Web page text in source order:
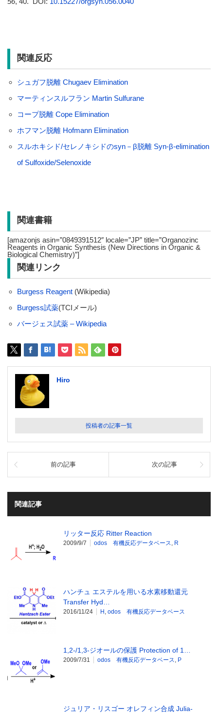
関連反応
シュガフ脱離 Chugaev Elimination
マーティンスルフラン Martin Sulfurane
コープ脱離 Cope Elimination
ホフマン脱離 Hofmann Elimination
スルホキシド/セレノキシドのsyn－β脱離 Syn-β-elimination
of Sulfoxide/Selenoxide
関連書籍
[amazonjs asin=”0849391512″ locale=”JP” title=”Organozinc
Reagents in Organic Synthesis (New Directions in Organic &
Biological Chemistry)”]
関連リンク
Burgess Reagent(Wikipedia)
Burgess試薬(TCIメール)
バージェス試薬 – Wikipedia
Hiro
投稿者の記事一覧
前の記事 次の記事
関連記事
リッター反応 Ritter Reaction
2009/9/7 odos 有機反応データベース, R
ハンチュ エステルを用いる水素移動還元
Transfer Hyd…
2016/11/24 H, odos 有機反応データベース
1,2-/1,3-ジオールの保護 Protection of 1…
2009/7/31 odos 有機反応データベース, P
ジュリア・リスゴー オレフィン合成 Julia-